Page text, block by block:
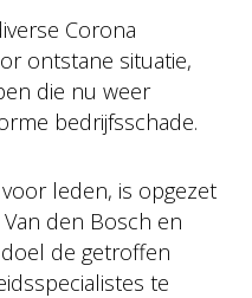
Corona
ontstane situatie,
die nu weer
bedrijfsschade.
leden, is opgezet
den Bosch en
de getroffen
te